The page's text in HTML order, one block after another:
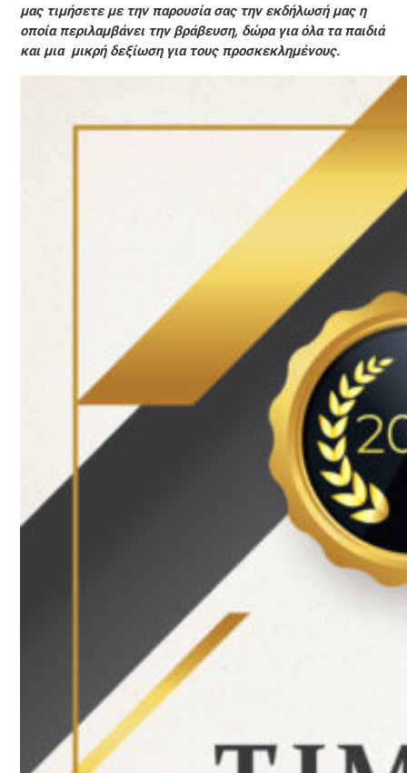
μας τιμήσετε με την παρουσία σας την εκδήλωσή μας η
οποία περιλαμβάνει την βράβευση, δώρα για όλα τα παιδιά
και μια μικρή δεξίωση για τους προσκεκλημένους.